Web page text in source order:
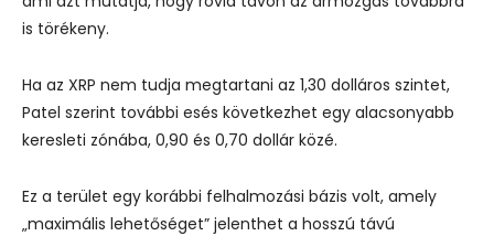
is törékeny.
Ha az XRP nem tudja megtartani az 1,30 dolláros szintet,
Patel szerint további esés következhet egy alacsonyabb
keresleti zónába, 0,90 és 0,70 dollár közé.
Ez a terület egy korábbi felhalmozási bázis volt, amely
„maximális lehetőséget” jelenthet a hosszú távú